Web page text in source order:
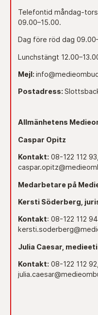
Telefontid måndag-
09.00–15.00.
Dag före röd dag
Lunchstängt
Mejl:
Postadress:
Allmänhetens
Caspar Opitz
Kontakt: 08-122 112 93,
Medarbetare på
Kersti Söderberg,
Kontakt: 08-122 112 94,
Julia Caesar,
Kontakt: 08-122 112 92,